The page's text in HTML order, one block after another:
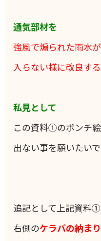
通気部材を
強風で煽られた雨水が
入らない様に改良す
私見として
この資料①のポンチ
出ない事を願いたいで
追記として上記資料
右側のケラバの納まり